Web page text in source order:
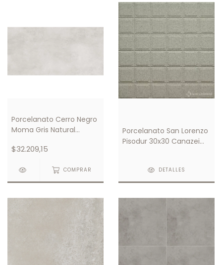
Porcelanato Cerro Negro
Moma Gris Natural
$32.209,15
COMPRAR
Porcelanato San Lorenzo
Pisodur 30x30 Canazei
DETALLES